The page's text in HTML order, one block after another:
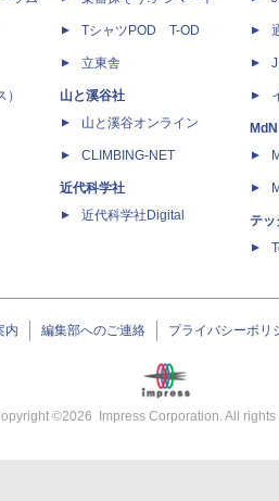
TシャツPOD T-OD
立東舎
山と溪谷社
山と溪谷オンライン
CLIMBING-NET
近代科学社
近代科学社Digital
MdN
テッ
内 編集部へのご連絡 プライバシーポリ
©2026 Impress Corporation. All